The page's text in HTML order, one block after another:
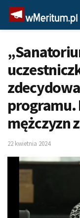
programu.
mężczyzn
22 kwietnia 2024